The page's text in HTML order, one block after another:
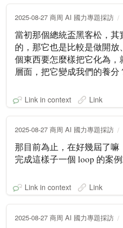
2025-08-27 商周 AI 國力專題採訪
當初那個總統盃黑客松，
的，那它也是比較是做開
個東西要怎麼樣把它化為
層面，把它變成我們的養分
Link in context Link
2025-08-27 商周 AI 國力專題採訪
那目前為止，在好幾屆了
完成這樣子一個 loop 的案
Link in context Link
2025-08-27 商周 AI 國力專題採訪